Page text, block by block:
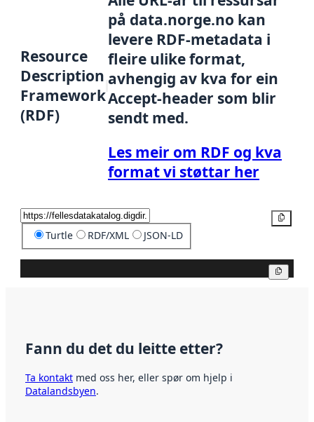
Resource
Description
Framework
(RDF)
på data.norge.no kan
levere RDF-metadata i
fleire ulike format,
avhengig av kva for ein
Accept-header som blir
sendt med.
Les meir om RDF og kva
format vi støttar her
Turtle RDF/XML JSON-LD
Fann du det du leitte etter?
Ta kontakt med oss her, eller spør om hjelp i
Datalandsbyen.